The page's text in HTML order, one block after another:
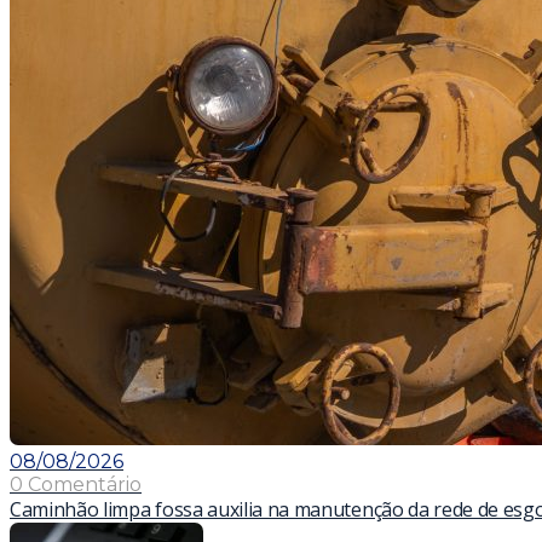
08/08/2026
0 Comentário
Caminhão limpa fossa auxilia na manutenção da rede de